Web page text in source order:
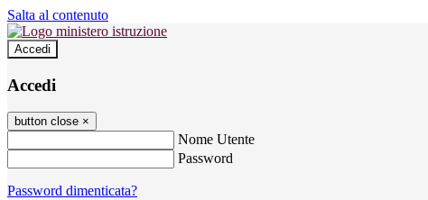
Salta al contenuto
Accedi
Accedi
button close ×
Nome Utente
Password
Password dimenticata?